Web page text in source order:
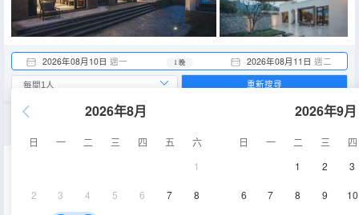
2026年08月10日 週一 2026年08月11日 週二
1 晚
2026年8月
日 一 二 三 四 五
六
1
2 3 4 5 6 7 8
2026年9月
日 一 二 三
四
1
2 3
6 7 8 9 10
重新搜尋
空調